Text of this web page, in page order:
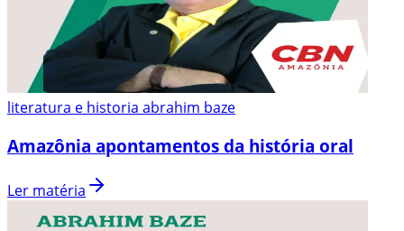
literatura e historia abrahim baze
Amazônia apontamentos da história oral
Ler matéria